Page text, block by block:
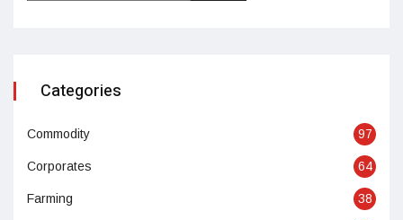
Categories
Commodity 97
Corporates 64
Farming 38